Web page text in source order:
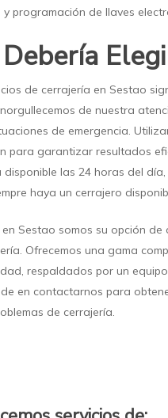
programación de llaves
de cerrajería en Sestao
de nuestra
de emergencia.
para garantizar resultados
las 24 horas del
haya un cerrajero
Sestao somos su opción
Ofrecemos una gama
respaldados por un
en contactarnos para
de cerrajería.